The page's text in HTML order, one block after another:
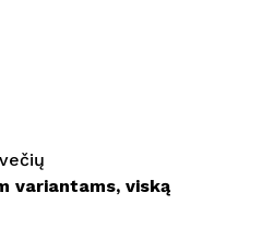
variantams, viską